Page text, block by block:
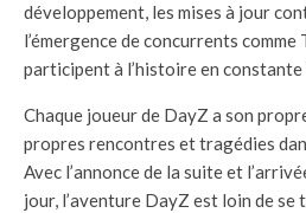
développement, les mises à jour
l’émergence de concurrents
participent à l’histoire en
Chaque joueur de DayZ a son
propres rencontres et tragédies
Avec l’annonce de la suite et
jour, l’aventure DayZ est loin de se